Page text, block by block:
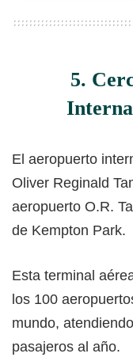
5.
El aeropuerto
Oliver Reginald
aeropuerto O.R.
de Kempton Park.
Esta terminal
los 100
mundo,
pasajeros al año.